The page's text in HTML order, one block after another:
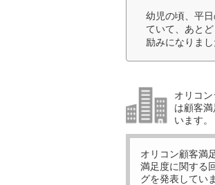
幼児の頃、平
ていて、あと
励みになりまし
オリコ
は顧客
います。
オリコン顧客満
満足度に関する
グを発表してい